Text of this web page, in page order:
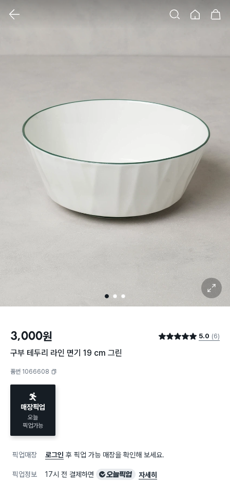
1 2 3
확대 보기
3,000원 별점 5.0점 5.0 (6)
구부 테두리 라인 면기 19 cm 그린
품번 1066608
매장픽업
오늘
픽업가능
픽업매장 로그인 후 픽업 가능 매장을 확인해 보세요.
픽업정보 17시 전 결제하면 오늘픽업
자세히